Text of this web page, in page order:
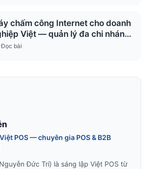
chấm công Internet cho doanh
Việt — quản lý đa chi nhánh
Đọc bài
POS — chuyên gia POS & B2B
Đức Trí) là sáng lập Việt POS từ